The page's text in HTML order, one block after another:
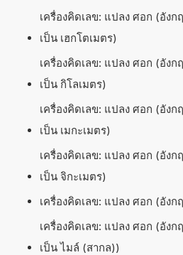
เครื่องคิดเลข: แปลง ศอก (อัง
เป็น เฮกโตเมตร)
เครื่องคิดเลข: แปลง ศอก (อัง
เป็น กิโลเมตร)
เครื่องคิดเลข: แปลง ศอก (อัง
เป็น เมกะเมตร)
เครื่องคิดเลข: แปลง ศอก (อัง
เป็น จิกะเมตร)
เครื่องคิดเลข: แปลง ศอก (อังก
เครื่องคิดเลข: แปลง ศอก (อัง
เป็น ไมล์ (สากล))